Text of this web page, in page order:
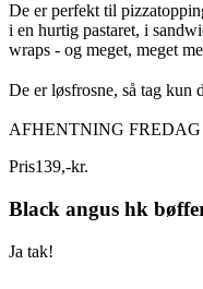
De er perfekt til
i en hurtig pastaret, i
wraps - og meget, meget
De er løsfrosne, så tag kun
AFHENTNING FREDAG
Pris139,-kr.
Black angus hk
Ja tak!